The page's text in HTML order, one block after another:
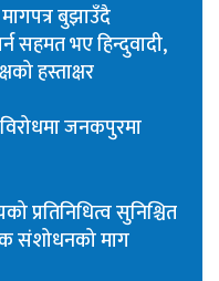
बुझाउँदै
सहमत भए हिन्दुवादी,
हस्ताक्षर
जनकपुरमा
प्रतिनिधित्व सुनिश्चित
संशोधनको माग